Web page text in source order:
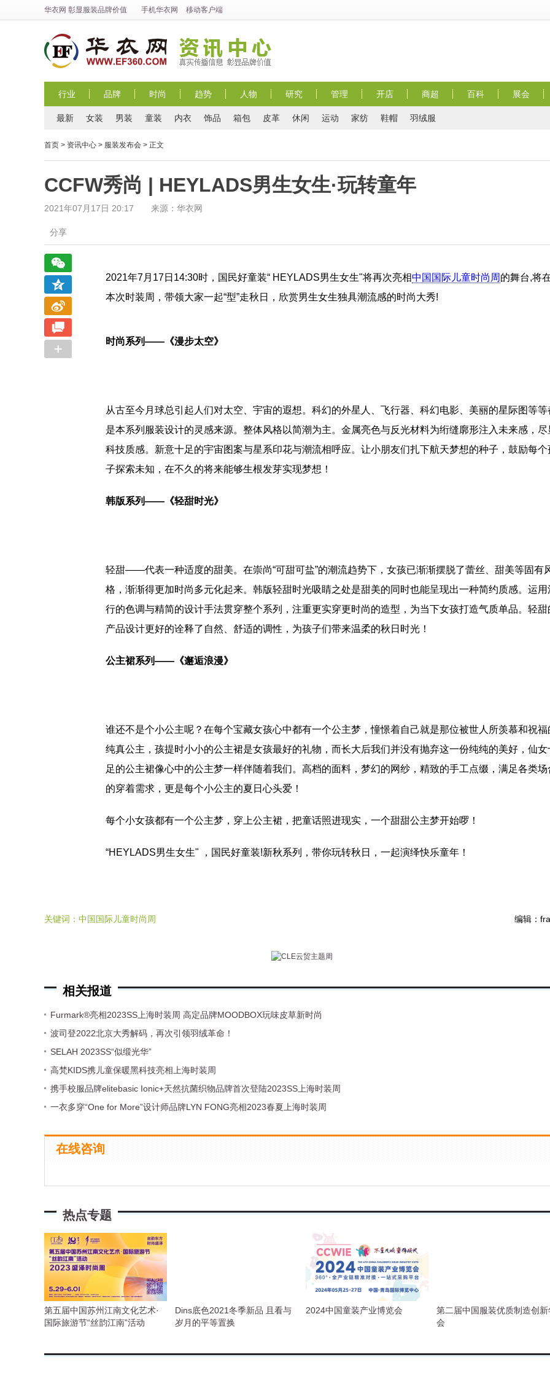
华衣网 彰显服装品牌价值 手机华衣网 移动客户端
行业 品牌 时尚 趋势 人物 研究 管理 开店 商超 百科 展会
最新 女装 男装 童装 内衣 饰品 箱包 皮革 休闲 运动 家纺 鞋帽 羽绒服
首页 > 资讯中心 > 服装发布会 > 正文
CCFW秀尚 | HEYLADS男生女生·玩转童年
2021年07月17日 20:17 来源：华衣网
分享
2021年7月17日14:30时，国民好童装“ HEYLADS男生女生"将再次亮相中国国际儿童时尚周的舞台,将
本次时装周，带领大家一起“型”走秋日，欣赏男生女生独具潮流感的时尚大秀!
时尚系列——《漫步太空》
从古至今月球总引起人们对太空、宇宙的遐想。科幻的外星人、飞行器、科幻电影、美丽的星际图等等
是本系列服装设计的灵感来源。整体风格以简潮为主。金属亮色与反光材料为绗缝廓形注入未来感，尽
科技质感。新意十足的宇宙图案与星系印花与潮流相呼应。让小朋友们扎下航天梦想的种子，鼓励每个
子探索未知，在不久的将来能够生根发芽实现梦想！
韩版系列——《轻甜时光》
轻甜——代表一种适度的甜美。在崇尚“可甜可盐”的潮流趋势下，女孩已渐渐摆脱了蕾丝、甜美等固有
格，渐渐得更加时尚多元化起来。韩版轻甜时光吸睛之处是甜美的同时也能呈现出一种简约质感。运用
行的色调与精简的设计手法贯穿整个系列，注重更实穿更时尚的造型，为当下女孩打造气质单品。轻甜
产品设计更好的诠释了自然、舒适的调性，为孩子们带来温柔的秋日时光！
公主裙系列——《邂逅浪漫》
谁还不是个小公主呢？在每个宝藏女孩心中都有一个公主梦，憧憬着自己就是那位被世人所羡慕和祝福
纯真公主，孩提时小小的公主裙是女孩最好的礼物，而长大后我们并没有抛弃这一份纯纯的美好，仙女
足的公主裙像心中的公主梦一样伴随着我们。高档的面料，梦幻的网纱，精致的手工点缀，满足各类场
的穿着需求，更是每个小公主的夏日心头爱！
每个小女孩都有一个公主梦，穿上公主裙，把童话照进现实，一个甜甜公主梦开始啰！
“HEYLADS男生女生" ，国民好童装!新秋系列，带你玩转秋日，一起演绎快乐童年！
关键词： 中国国际儿童时尚周 编辑：
相关报道
Furmark®亮相2023SS上海时装周 ⾼定品牌MOODBOX玩味皮草新时尚
波司登2022北京大秀解码，再次引领羽绒革命！
SELAH 2023SS“似缎光华”
高梵KIDS携儿童保暖黑科技亮相上海时装周
携手校服品牌elitebasic Ionic+天然抗菌织物品牌首次登陆2023SS上海时装周
一衣多穿“One for More”设计师品牌LYN FONG亮相2023春夏上海时装周
在线咨询
热点专题
第五届中国苏州江南文化艺术·
国际旅游节“丝韵江南”活动
Dins底色2021冬季新品 且看与
岁月的平等置换
2024中国童装产业博览会
第二届中国服装优质制造创新
会